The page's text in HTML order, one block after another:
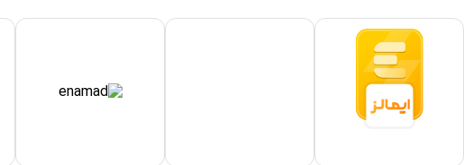
است که بتواند کالاهایی متنوع، باکیفیت و دارای قیمت مناسب را در مدت زمان ی کوتاه
برساند و ضمانت بازگشت کالا هم داشته باشد؛ ویژگی‌هایی که فروشگاه اینترنتی کالای
کرده و توانسته از این طریق مشتریان ثابت خود را در پلتفرم های دیگر داشته باشد.
یکی از مهم‌ترین دغدغه‌های کاربران فروشگاه‌ های اینترنتی، این است که کالای خریداری
دستشان می‌رسد.کالای شهرزاد شیوه‌های مختلفی از ارسال را متناسب با فروشنده کالا،‌
کالا در اختیار کاربران خود قرار می‌دهد. هر یک از روش های ارسال شهرزاد شرایط و